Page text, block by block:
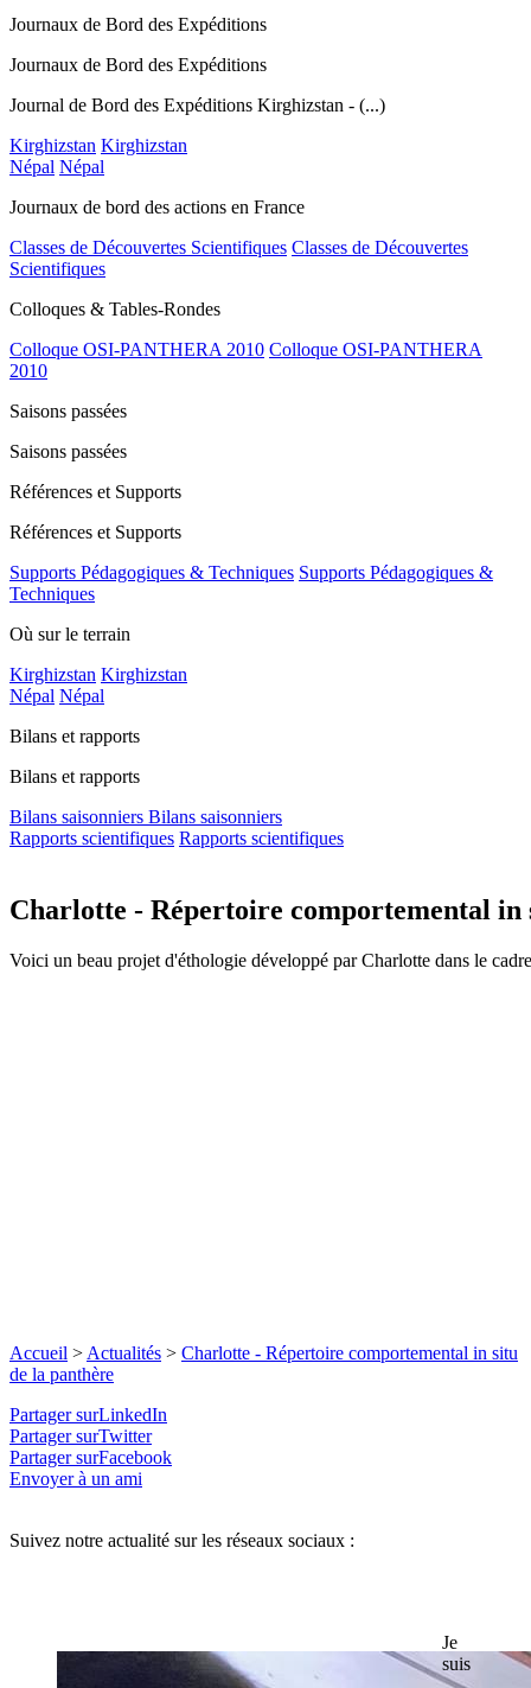
Journaux de Bord des Expéditions
Journaux de Bord des Expéditions
Journal de Bord des Expéditions Kirghizstan - (...)
Kirghizstan Kirghizstan
Népal Népal
Journaux de bord des actions en France
Classes de Découvertes Scientifiques Classes de Découvertes
Scientifiques
Colloques & Tables-Rondes
Colloque OSI-PANTHERA 2010 Colloque OSI-PANTHERA
2010
Saisons passées
Saisons passées
Références et Supports
Références et Supports
Supports Pédagogiques & Techniques Supports Pédagogiques &
Techniques
Où sur le terrain
Kirghizstan Kirghizstan
Népal Népal
Bilans et rapports
Bilans et rapports
Bilans saisonniers Bilans saisonniers
Rapports scientifiques Rapports scientifiques
Charlotte - Répertoire comportemental in
Voici un beau projet d'éthologie développé par Charlotte dans le
Accueil > Actualités > Charlotte - Répertoire comportemental in situ
de la panthère
Partager surLinkedIn
Partager surTwitter
Partager surFacebook
Envoyer à un ami
Suivez notre actualité sur les réseaux sociaux :
Je
suis